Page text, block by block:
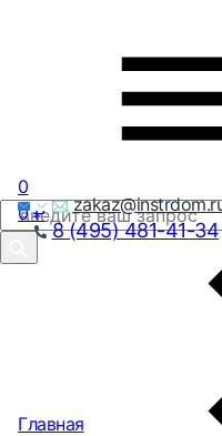
8 (495) 481-41-34
0
0₽
Главная